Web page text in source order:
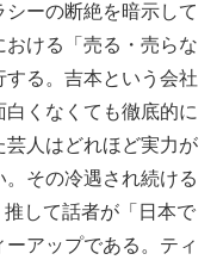
ーの断絶を暗示して
ける「売る・売らな
る。吉本という会社
くなくても徹底的に
人はどれほど実力が
その冷遇され続ける
して話者が「日本で
アップである。ティ